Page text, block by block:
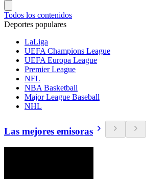
Todos los contenidos
Deportes populares
LaLiga
UEFA Champions League
UEFA Europa League
Premier League
NFL
NBA Basketball
Major League Baseball
NHL
Las mejores emisoras